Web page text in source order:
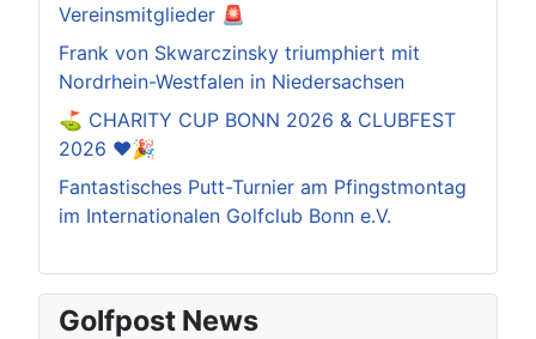
Vereinsmitglieder 🚨
Frank von Skwarczinsky triumphiert mit
Nordrhein-Westfalen in Niedersachsen
⛳️ CHARITY CUP BONN 2026 & CLUBFEST
2026 ❤️🎉
Fantastisches Putt-Turnier am Pfingstmontag
im Internationalen Golfclub Bonn e.V.
Golfpost News